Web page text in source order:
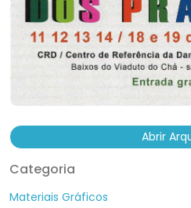
Abrir
Categoria
Materiais Gráficos